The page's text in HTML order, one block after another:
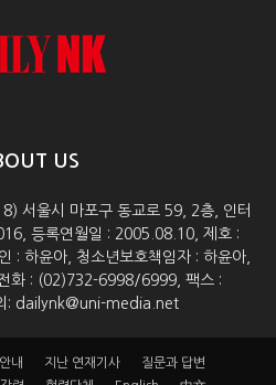
US
서울시 마포구 동교로 59, 2층, 인터
등록연월일 : 2005.08.10, 제호 :
: 하윤아, 청소년보호책임자 : 하윤아,
화 : (02)732-6998/6999, 팩스 :
: dailynk@uni-media.net
내 지난 연재기사
질문과 답변